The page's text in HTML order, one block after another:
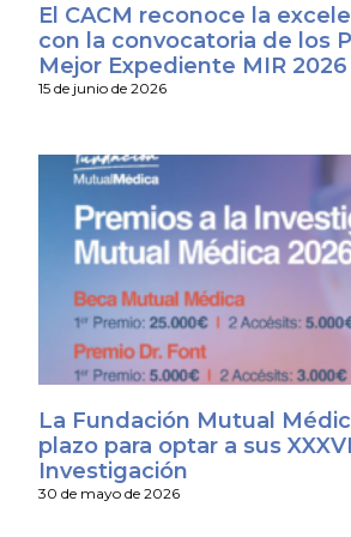
El CACM reconoce la
con la convocatoria de los
Mejor Expediente MIR 2026
15 de junio de 2026
La Fundación Mutual
plazo para optar a sus
Investigación
30 de mayo de 2026